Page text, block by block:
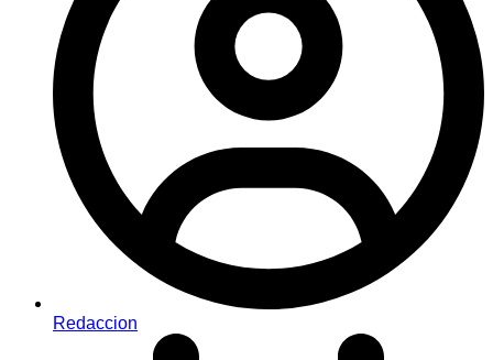
Redaccion